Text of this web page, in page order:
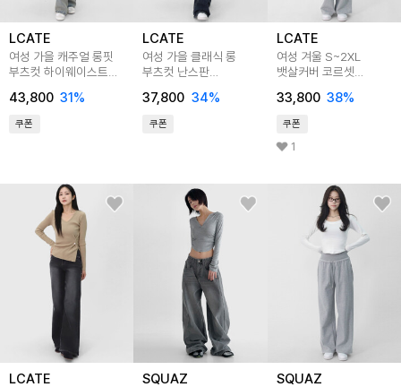
LCATE
여성 가을 캐주얼 롱핏
부츠컷 하이웨이스트
43,800 31%
쿠폰
LCATE
여성 가을 클래식 롱
부츠컷 난스판
LPP044
37,800 34%
쿠폰
LCATE
여성 겨울 S~2XL
뱃살커버 코르셋
와이드 트레이닝 팬츠
LOLTP005
33,800 38%
쿠폰
1
LCATE SQUAZ SQUAZ